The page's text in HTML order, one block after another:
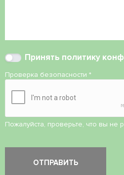
Принять политику
Проверка безопасности *
Пожалуйста, проверьте, что вы не